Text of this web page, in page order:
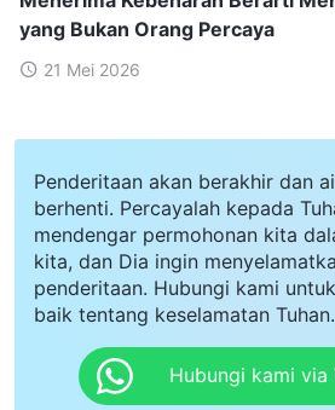
yang Bukan Orang Percaya
21 Mei 2026
Penderitaan akan berakhir dan
berhenti. Percayalah kepada
mendengar permohonan kita
kita, dan Dia ingin
penderitaan. Hubungi kami
baik tentang keselamatan Tuhan.
Hubungi kami via